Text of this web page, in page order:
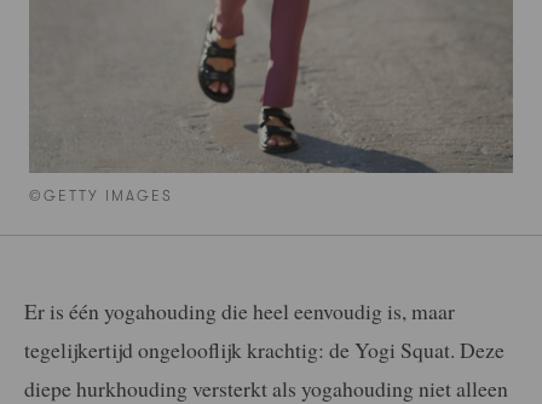
©GETTY IMAGES
Er is één yogahouding die heel eenvoudig is, maar
tegelijkertijd ongelooflijk krachtig: de Yogi Squat. Deze
diepe hurkhouding versterkt als yogahouding niet alleen